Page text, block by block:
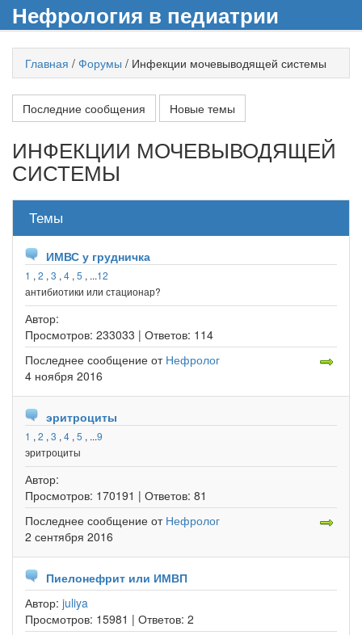
Нефрология в педиатрии
Главная / Форумы / Инфекции мочевыводящей системы
Последние сообщения Новые темы
ИНФЕКЦИИ МОЧЕВЫВОДЯЩЕЙ
СИСТЕМЫ
Темы
ИМВС у грудничка
1 , 2 , 3 , 4 , 5 , ...12
антибиотики или стационар?
Автор:
Просмотров: 233033 | Ответов: 114
Последнее сообщение от Нефролог
4 ноября 2016
эритроциты
1 , 2 , 3 , 4 , 5 , ...9
эритроциты
Автор:
Просмотров: 170191 | Ответов: 81
Последнее сообщение от Нефролог
2 сентября 2016
Пиелонефрит или ИМВП
Автор: juliya
Просмотров: 15981 | Ответов: 2